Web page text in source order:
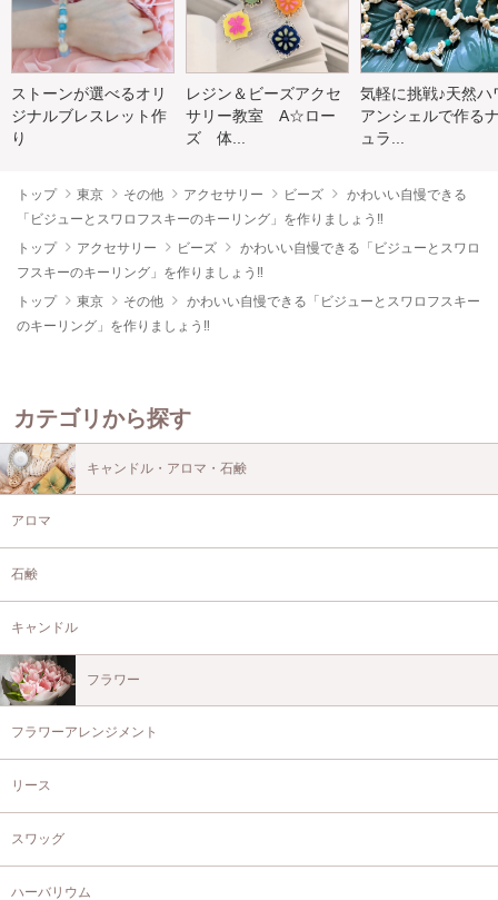
ストーンが選べるオリ
ジナルブレスレット作
り
レジン＆ビーズアクセ
サリー教室 A☆ロー
ズ 体...
気軽に挑戦♪天然ハ
アンシェルで作る
ュラ...
トップ 東京 その他 アクセサリー ビーズ
かわいい自慢できる
「ビジューとスワロフスキーのキーリング」を作りましょう‼︎
トップ
アクセサリー ビーズ
かわいい自慢できる「ビジューとスワロ
フスキーのキーリング」を作りましょう‼︎
トップ
東京 その他
かわいい自慢できる「ビジューとスワロフスキー
のキーリング」を作りましょう‼︎
カテゴリから探す
キャンドル・アロマ・石鹸
アロマ
石鹸
キャンドル
フラワー
フラワーアレンジメント
リース
スワッグ
ハーバリウム